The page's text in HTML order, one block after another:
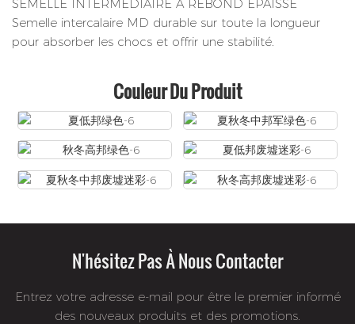
SEMELLE INTERMÉDIAIRE À REBOND ÉPAISSE
Semelle intercalaire MD durable sur toute la longueur
pour absorber les chocs et offrir une stabilité.
Couleur Du Produit
N'hésitez Pas À Nous Contacter
Entrez votre adresse e-mail pour être le premier informé
des nouveaux produits et des promotions.